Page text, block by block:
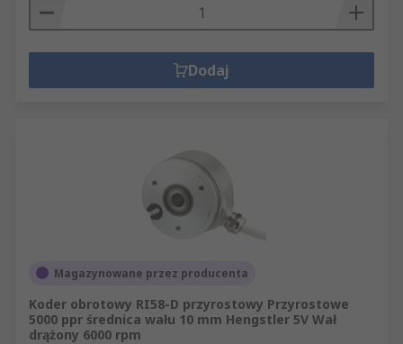
Dodaj
Magazynowane przez producenta
Koder obrotowy RI58-D przyrostowy Przyrostowe
5000 ppr średnica wału 10 mm Hengstler 5V Wał
drążony 6000 rpm